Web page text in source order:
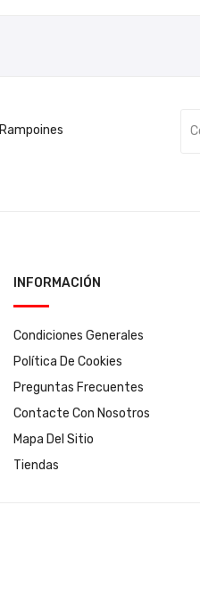
INFORMACIÓN
Condiciones Generales
Política De Cookies
Preguntas Frecuentes
Contacte Con Nosotros
Mapa Del Sitio
Tiendas